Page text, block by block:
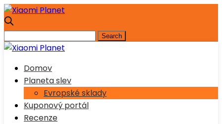
Domov
Planeta slev
Evropské sklady
Kuponový portál
Recenze